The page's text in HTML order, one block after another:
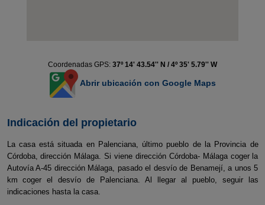
Coordenadas GPS: 37º 14' 43.54'' N / 4º 35' 5.79'' W
Abrir ubicación con Google Maps
Indicación del propietario
La casa está situada en Palenciana, último pueblo de la Provincia de
Córdoba, dirección Málaga. Si viene dirección Córdoba- Málaga coger la
Autovía A-45 dirección Málaga, pasado el desvío de Benamejí, a unos 5
km coger el desvío de Palenciana. Al llegar al pueblo, seguir las
indicaciones hasta la casa.